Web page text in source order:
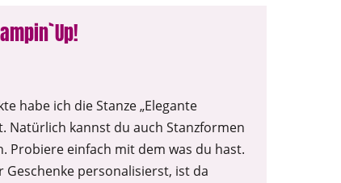
habe ich die Stanze „Elegante
Natürlich kannst du auch Stanzformen
Probiere einfach mit dem was du hast.
personalisierst, ist da